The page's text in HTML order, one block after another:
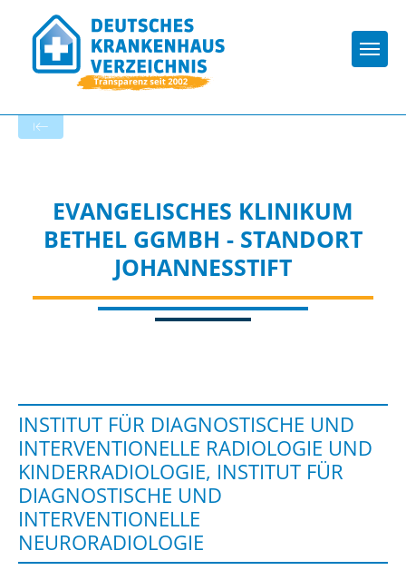
EVANGELISCHES KLINIKUM
BETHEL GGMBH - STANDORT
JOHANNESSTIFT
INSTITUT FÜR DIAGNOSTISCHE UND
INTERVENTIONELLE RADIOLOGIE UND
KINDERRADIOLOGIE, INSTITUT FÜR
DIAGNOSTISCHE UND
INTERVENTIONELLE
NEURORADIOLOGIE